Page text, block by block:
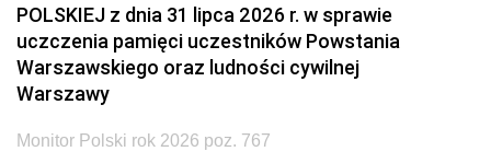
POLSKIEJ z dnia 31 lipca 2026 r. w sprawie
uczczenia pamięci uczestników Powstania
Warszawskiego oraz ludności cywilnej
Warszawy
Monitor Polski rok 2026 poz. 767